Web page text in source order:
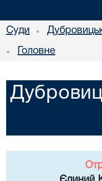
Суди •
• Головне